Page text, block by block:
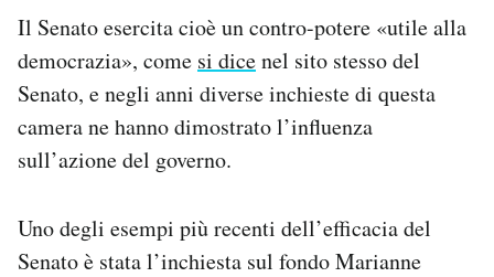
Il Senato esercita cioè un contro-potere «utile alla
democrazia», come si dicenel sito stesso del
Senato, e negli anni diverse inchieste di questa
camera ne hanno dimostrato l’influenza
sull’azione del governo.
Uno degli esempi più recenti dell’efficacia del
Senato è stata l’inchiesta sul fondo Marianne